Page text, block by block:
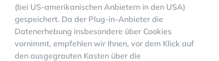
(bei US-amerikanischen Anbietern in den USA)
gespeichert. Da der Plug-in-Anbieter die
Datenerhebung insbesondere über Cookies
vornimmt, empfehlen wir Ihnen, vor dem Klick auf
den ausgegrauten Kasten über die